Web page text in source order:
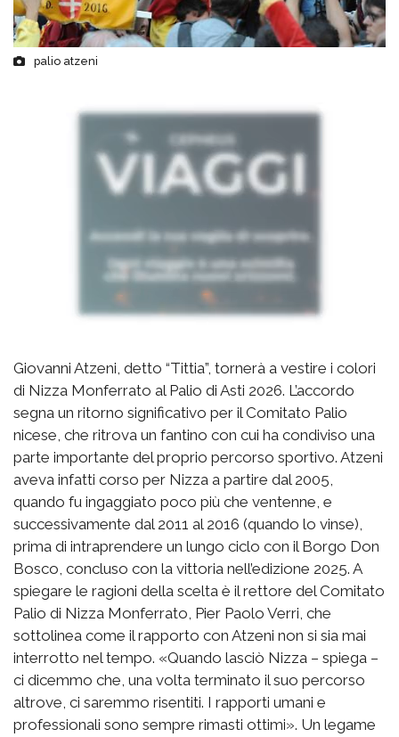
palio atzeni
Giovanni Atzeni, detto “Tittia”, tornerà a vestire i colori
di Nizza Monferrato al Palio di Asti 2026. L’accordo
segna un ritorno significativo per il Comitato Palio
nicese, che ritrova un fantino con cui ha condiviso una
parte importante del proprio percorso sportivo. Atzeni
aveva infatti corso per Nizza a partire dal 2005,
quando fu ingaggiato poco più che ventenne, e
successivamente dal 2011 al 2016 (quando lo vinse),
prima di intraprendere un lungo ciclo con il Borgo Don
Bosco, concluso con la vittoria nell’edizione 2025. A
spiegare le ragioni della scelta è il rettore del Comitato
Palio di Nizza Monferrato, Pier Paolo Verri, che
sottolinea come il rapporto con Atzeni non si sia mai
interrotto nel tempo. «Quando lasciò Nizza – spiega –
ci dicemmo che, una volta terminato il suo percorso
altrove, ci saremmo risentiti. I rapporti umani e
professionali sono sempre rimasti ottimi». Un legame